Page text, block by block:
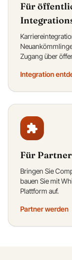
Für
Zugang über
Integration
Für
Bringen Sie
bauen Sie mit
Plattform auf.
Partner werden